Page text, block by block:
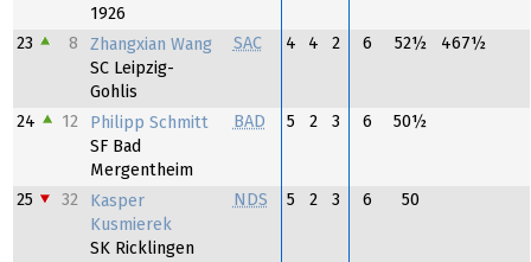
1926
23 8
Zhangxian Wang
SC Leipzig-
Gohlis
SAC 4 4 2 6 52½ 467½
24 12
Philipp Schmitt
SF Bad
Mergentheim
BAD 5 2 3 6 50½
25 32
Kasper
Kusmierek
SK Ricklingen
NDS 5 2 3 6 50